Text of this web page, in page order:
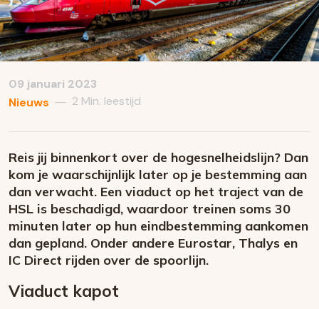
09 januari 2023
Nieuws — 2 Min. leestijd
Reis jij binnenkort over de hogesnelheidslijn? Dan
kom je waarschijnlijk later op je bestemming aan
dan verwacht. Een viaduct op het traject van de
HSL is beschadigd, waardoor treinen soms 30
minuten later op hun eindbestemming aankomen
dan gepland. Onder andere Eurostar, Thalys en
IC Direct rijden over de spoorlijn.
Viaduct kapot